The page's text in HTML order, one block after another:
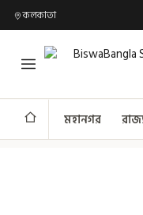
কলকাতা
মহানগর